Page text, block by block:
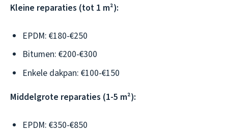
Kleine reparaties (tot 1 m²):
EPDM: €180-€250
Bitumen: €200-€300
Enkele dakpan: €100-€150
Middelgrote reparaties (1-5 m²):
EPDM: €350-€850